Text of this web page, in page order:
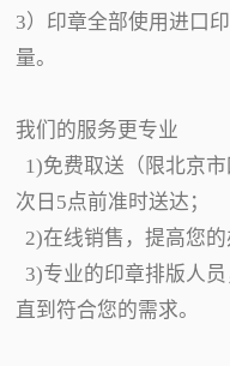
3）印章全部使用进口
量。
我们的服务更专业
1)免费取送（限北京
次日5点前准时送达；
2)在线销售，提高您
3)专业的印章排版人
直到符合您的需求。